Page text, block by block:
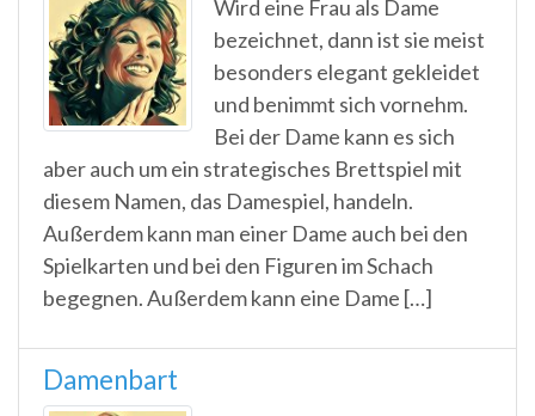
Wird eine Frau als Dame
bezeichnet, dann ist sie meist
besonders elegant gekleidet
und benimmt sich vornehm.
Bei der Dame kann es sich
aber auch um ein strategisches Brettspiel mit
diesem Namen, das Damespiel, handeln.
Außerdem kann man einer Dame auch bei den
Spielkarten und bei den Figuren im Schach
begegnen. Außerdem kann eine Dame […]
Damenbart